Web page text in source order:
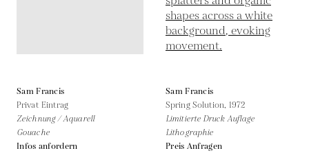
Sam Francis
Privat Eintrag
Zeichnung / Aquarell
Gouache
Infos anfordern
Sam Francis
Spring Solution, 1972
Limitierte Druck Auflage
Lithographie
Preis Anfragen